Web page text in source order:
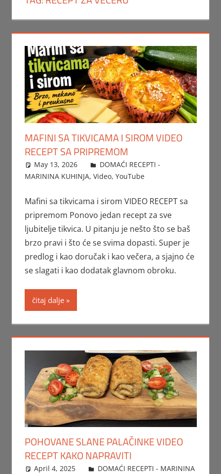
MAFINI SA TIKVICAMA I SIROM VIDEO
RECEPT SA PRIPREMOM
May 13, 2026 FTorgAdmin
DOMAĆI RECEPTI -
MARININA KUHINJA, Video, YouTube
Mafini sa tikvicama i sirom VIDEO RECEPT sa
pripremom Ponovo jedan recept za sve
ljubitelje tikvica. U pitanju je nešto što se baš
brzo pravi i što će se svima dopasti. Super je
predlog i kao doručak i kao večera, a sjajno će
se slagati i kao dodatak glavnom obroku.
čitaj dalje
POHOVANE SLANE PALAČINKE VIDEO
RECEPT KAKO NAPRAVITI
April 4, 2025 FTorgAdmin
DOMAĆI RECEPTI - MARININA